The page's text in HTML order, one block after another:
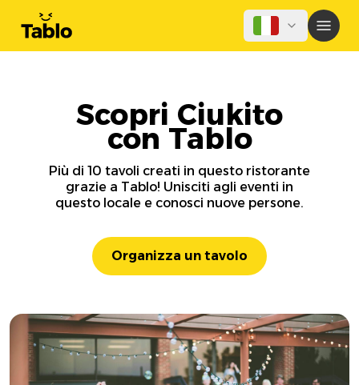
Scopri Ciukito
con Tablo
Più di 10 tavoli creati in questo ristorante
grazie a Tablo! Unisciti agli eventi in
questo locale e conosci nuove persone.
Organizza un tavolo